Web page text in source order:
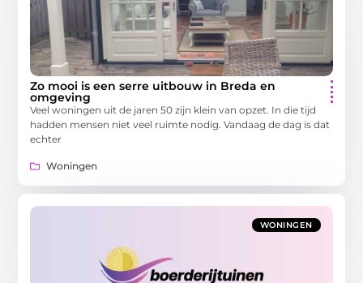
Zo mooi is een serre uitbouw in Breda en
omgeving
Veel woningen uit de jaren 50 zijn klein van opzet. In die tijd
hadden mensen niet veel ruimte nodig. Vandaag de dag is dat
echter
Woningen
WONINGEN